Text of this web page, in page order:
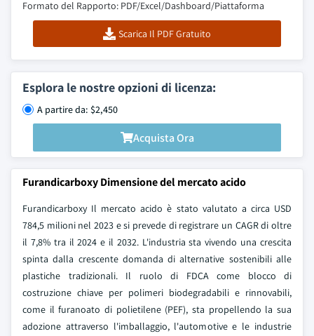
Formato del Rapporto: PDF/Excel/Dashboard/Piattaforma
Scarica Il PDF Gratuito
Esplora le nostre opzioni di licenza:
A partire da: $2,450
Acquista Ora
Furandicarboxy Dimensione del mercato acido
Furandicarboxy Il mercato acido è stato valutato a circa USD
784,5 milioni nel 2023 e si prevede di registrare un CAGR di oltre
il 7,8% tra il 2024 e il 2032. L'industria sta vivendo una crescita
spinta dalla crescente domanda di alternative sostenibili alle
plastiche tradizionali. Il ruolo di FDCA come blocco di
costruzione chiave per polimeri biodegradabili e rinnovabili,
come il furanoato di polietilene (PEF), sta propellendo la sua
adozione attraverso l'imballaggio, l'automotive e le industrie